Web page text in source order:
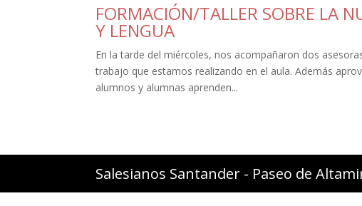
FORMACIÓN/TALLER SOBRE LA
Y LENGUA
En la tarde del miércoles, nos acompañaron dos
trabajo que estamos realizando en el aula. Además
alumnos y alumnas aprenden...
Salesianos Santander - Paseo de